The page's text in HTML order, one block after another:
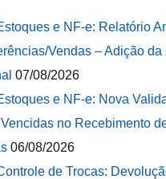
e NF-e: Relatório
Vendas – Adição da
07/08/2026
e NF-e: Nova
no Recebimento
06/08/2026
de Trocas: